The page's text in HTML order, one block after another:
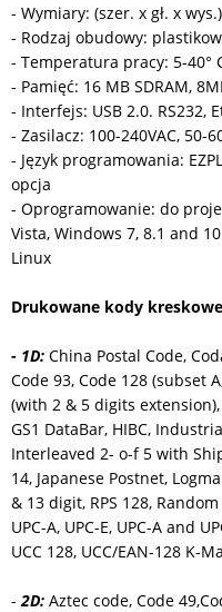
- Wymiary: (szer. x gł. x
- Rodzaj obudowy:
- Temperatura pracy: 5-40°
- Pamięć: 16 MB SDRAM,
- Interfejs: USB 2.0. RS232,
- Zasilacz: 100-240VAC, 50-
- Język programowania:
opcja
- Oprogramowanie: do
Vista, Windows 7, 8.1 and
Linux
Drukowane kody
- 1D: China Postal Code,
Code 93, Code 128 (subset
(with 2 & 5 digits extension),
GS1 DataBar, HIBC,
Interleaved 2- o-f 5 with
14, Japanese Postnet,
& 13 digit, RPS 128,
UPC-A, UPC-E, UPC-A and
UCC 128, UCC/EAN-128 K-
- 2D: Aztec code, Code